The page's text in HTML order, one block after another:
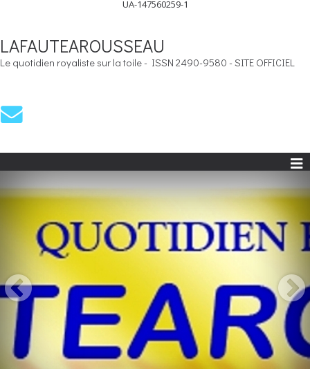
UA-147560259-1
LAFAUTEAROUSSEAU
Le quotidien royaliste sur la toile - ISSN 2490-9580 - SITE OFFICIEL